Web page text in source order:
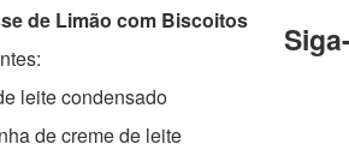
de Limão com Biscoitos
leite condensado
de creme de leite